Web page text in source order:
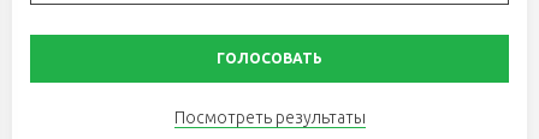
Шинник» идет защищать титул на предсезонном
Посмотреть результаты